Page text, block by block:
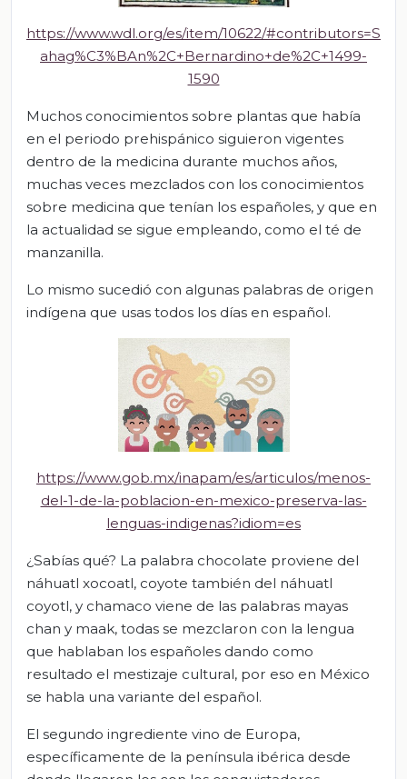
https://www.wdl.org/es/item/10622/#contributors=S
ahag%C3%BAn%2C+Bernardino+de%2C+1499-
1590
Muchos conocimientos sobre plantas que había
en el periodo prehispánico siguieron vigentes
dentro de la medicina durante muchos años,
muchas veces mezclados con los conocimientos
sobre medicina que tenían los españoles, y que en
la actualidad se sigue empleando, como el té de
manzanilla.
Lo mismo sucedió con algunas palabras de origen
indígena que usas todos los días en español.
https://www.gob.mx/inapam/es/articulos/menos-
del-1-de-la-poblacion-en-mexico-preserva-las-
lenguas-indigenas?idiom=es
¿Sabías qué? La palabra chocolate proviene del
náhuatl xocoatl, coyote también del náhuatl
coyotl, y chamaco viene de las palabras mayas
chan y maak, todas se mezclaron con la lengua
que hablaban los españoles dando como
resultado el mestizaje cultural, por eso en México
se habla una variante del español.
El segundo ingrediente vino de Europa,
específicamente de la península ibérica desde